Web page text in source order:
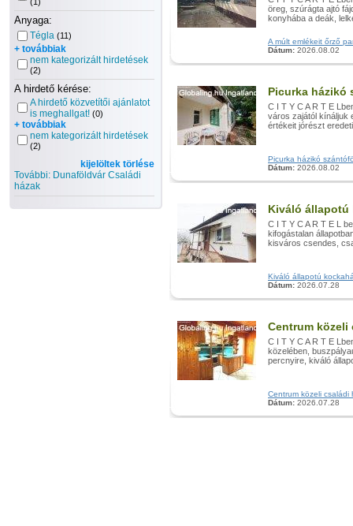
Anyaga:
Tégla (11)
+ továbbiak
nem kategorizált hirdetések
(2)
A hirdető kérése:
A hirdető közvetítői ajánlatot
is meghallgat! (0)
+ továbbiak
nem kategorizált hirdetések
(2)
kijelöltek törlése
További: Dunaföldvár Családi
házak
öreg, szúrágta ajtó
konyhába a deák,
A múlt emlékeit őrző
Dátum: 2026.08.02
Picurka házikó
C I T Y C A R T E
város zajától kínáljuk
értékeit jórészt
Picurka házikó
Dátum: 2026.08.02
Kiváló állapotú
C I T Y C A R T E L
kifogástalan
kisváros csendes,
Kiváló állapotú
Dátum: 2026.07.28
Centrum közeli
C I T Y C A R T E
közelében,
percnyire, kiváló
Centrum közeli
Dátum: 2026.07.28